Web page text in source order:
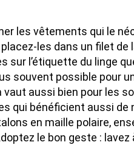
les vêtements qui le
les dans un filet de
l’étiquette du linge
souvent possible pour
vaut aussi bien pour les
qui bénéficient aussi de
en maille polaire,
le bon geste : lavez